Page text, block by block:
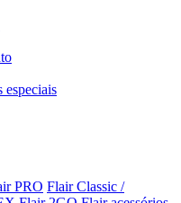
especiais
PRO Flair Classic /